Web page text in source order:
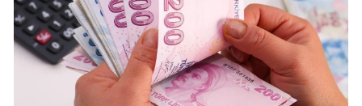
Bayburt
Karaman
Kırıkkale